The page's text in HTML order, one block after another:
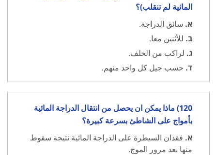
المائية لم تنقلب)؟
א. سائق الدراجة.
ב. للأثنين معا.
ג. لراكب من الخلف.
ד. حسب جيل كل واحد منهم.
120) ماذا يمكن ان يحصل من انتقال الدراجة المائية
بأمواج على الشاطئ بسرعة كبيرة؟
א. فقدان السيطرة على الدراجة المائية نتيجة سقوط
منها بعد مرور الموج.